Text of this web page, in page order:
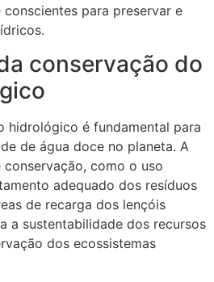
para preservar e
conservação do
hidrológico é fundamental para
de água doce no planeta. A
como o uso
adequado dos resíduos
de recarga dos lençóis
a sustentabilidade dos recursos
dos ecossistemas